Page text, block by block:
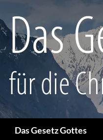
Das Gesetz Gottes